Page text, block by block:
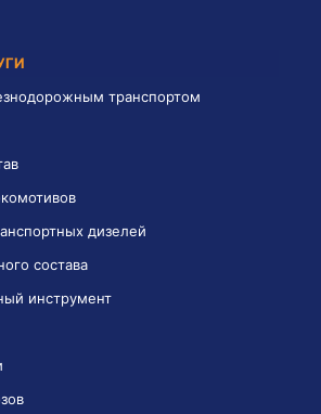
транспортом
дизелей
состава
инструмент